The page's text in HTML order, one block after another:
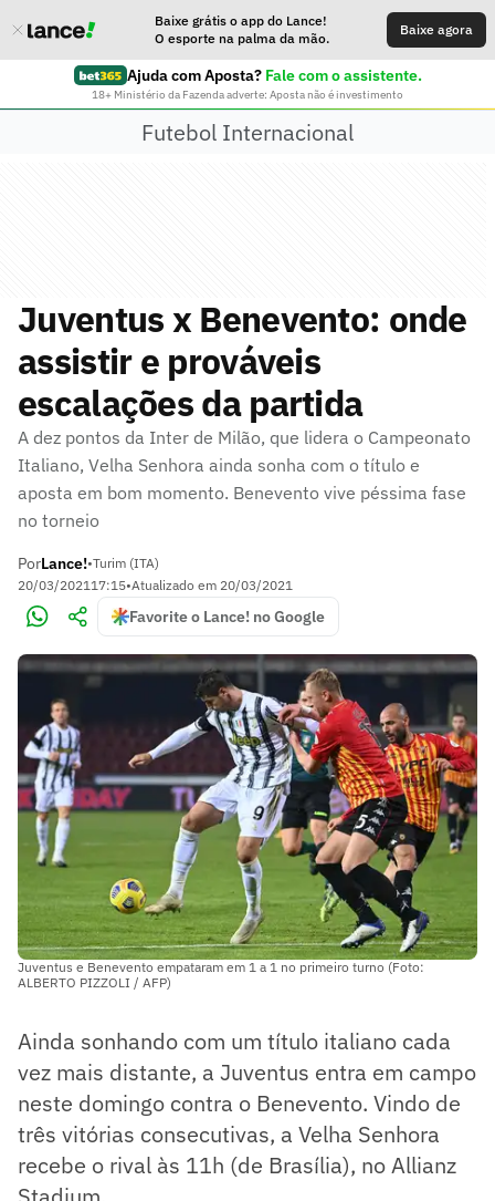
Baixe grátis o app do Lance!
O esporte na palma da mão.
Baixe agora
Ajuda com Aposta? Fale com o assistente.
18+ Ministério da Fazenda adverte: Aposta não é investimento
Futebol Internacional
Juventus x Benevento: onde
assistir e prováveis
escalações da partida
A dez pontos da Inter de Milão, que lidera o Campeonato
Italiano, Velha Senhora ainda sonha com o título e
aposta em bom momento. Benevento vive péssima fase
no torneio
PorLance!•Turim (ITA)
20/03/202117:15•Atualizado em 20/03/2021
Favorite o Lance! no Google
Juventus e Benevento empataram em 1 a 1 no primeiro turno (Foto:
ALBERTO PIZZOLI / AFP)
Ainda sonhando com um título italiano cada
vez mais distante, a Juventus entra em campo
neste domingo contra o Benevento. Vindo de
três vitórias consecutivas, a Velha Senhora
recebe o rival às 11h (de Brasília), no Allianz